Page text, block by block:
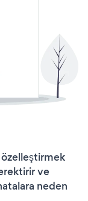
ve
neden